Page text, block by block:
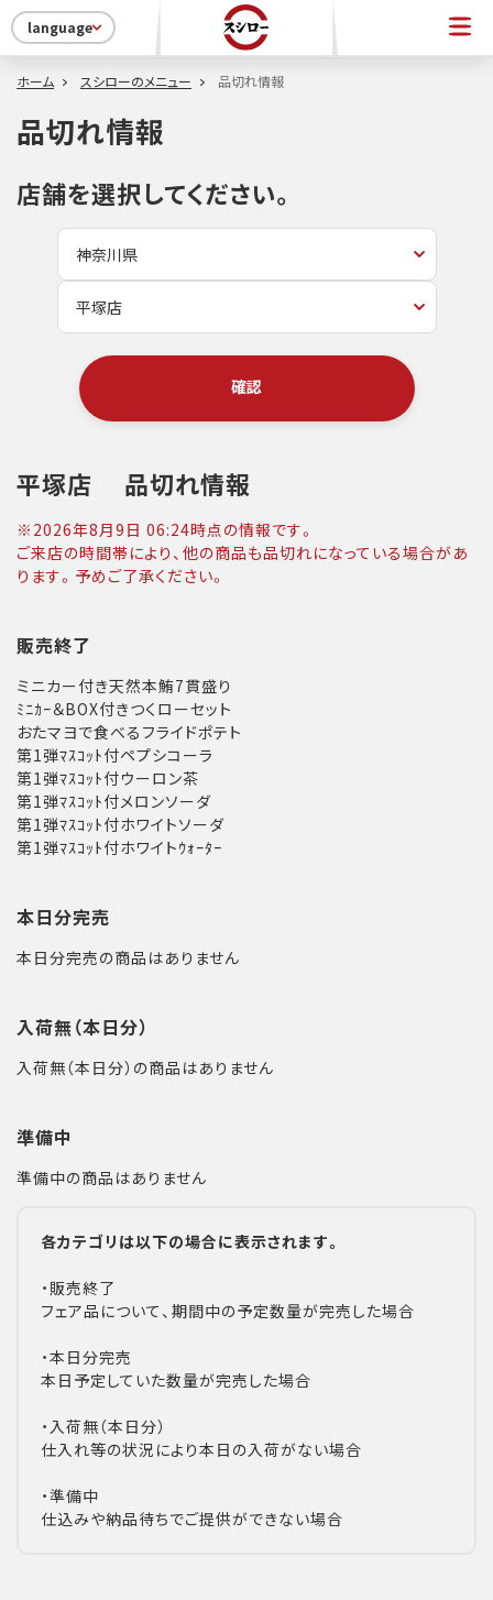
language
ホーム スシローのメニュー 品切れ情報
品切れ情報
店舗を選択してください。
確認
平塚店 品切れ情報
※ 2026年8月9日 06:24時点の情報です。
ご来店の時間帯により、他の商品も品切れになっている場合があ
ります。予めご了承ください。
販売終了
ミニカー付き天然本鮪7貫盛り
ﾐﾆｶｰ＆BOX付きつくローセット
おたマヨで食べるフライドポテト
第1弾ﾏｽｺｯﾄ付ペプシコーラ
第1弾ﾏｽｺｯﾄ付ウーロン茶
第1弾ﾏｽｺｯﾄ付メロンソーダ
第1弾ﾏｽｺｯﾄ付ホワイトソーダ
第1弾ﾏｽｺｯﾄ付ホワイトｳｫｰﾀｰ
本日分完売
本日分完売の商品はありません
入荷無（本日分）
入荷無（本日分）の商品はありません
準備中
準備中の商品はありません
各カテゴリは以下の場合に表示されます。
・販売終了
フェア品について、期間中の予定数量が完売した場合
・本日分完売
本日予定していた数量が完売した場合
・入荷無（本日分）
仕入れ等の状況により本日の入荷がない場合
・準備中
仕込みや納品待ちでご提供ができない場合